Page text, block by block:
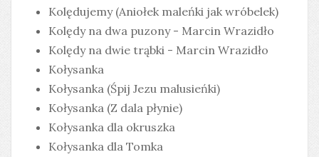
Kolędujemy (Aniołek maleńki jak wróbelek)
Kolędy na dwa puzony - Marcin Wrazidło
Kolędy na dwie trąbki - Marcin Wrazidło
Kołysanka
Kołysanka (Śpij Jezu malusieńki)
Kołysanka (Z dala płynie)
Kołysanka dla okruszka
Kołysanka dla Tomka